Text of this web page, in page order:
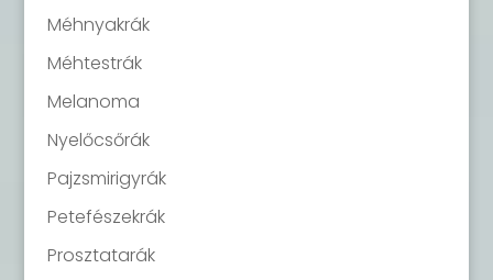
Méhnyakrák
Méhtestrák
Melanoma
Nyelőcsőrák
Pajzsmirigyrák
Petefészekrák
Prosztatarák